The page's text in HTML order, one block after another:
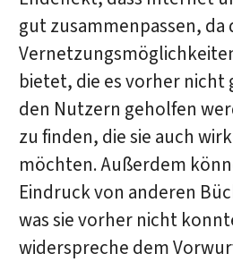
gut zusammenpassen,
bietet, die es vorher nicht
den Nutzern geholfen
zu finden, die sie auch
möchten. Außerdem
Eindruck von anderen
was sie vorher nicht
widerspreche dem